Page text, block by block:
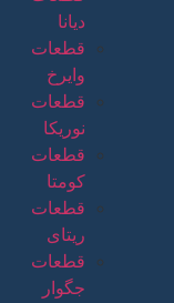
دیانا
قطعات
وایرخ
قطعات
نوریکا
قطعات
کومتا
قطعات
ریتای
قطعات
جگوار